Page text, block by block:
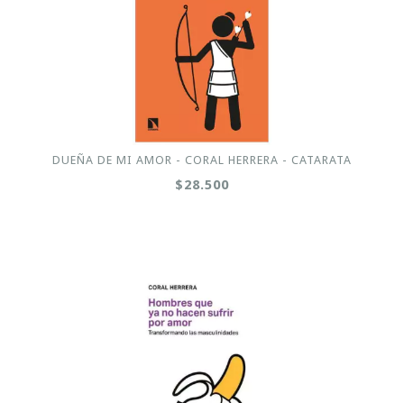
DUEÑA DE MI AMOR - CORAL HERRERA - CATARATA
$28.500